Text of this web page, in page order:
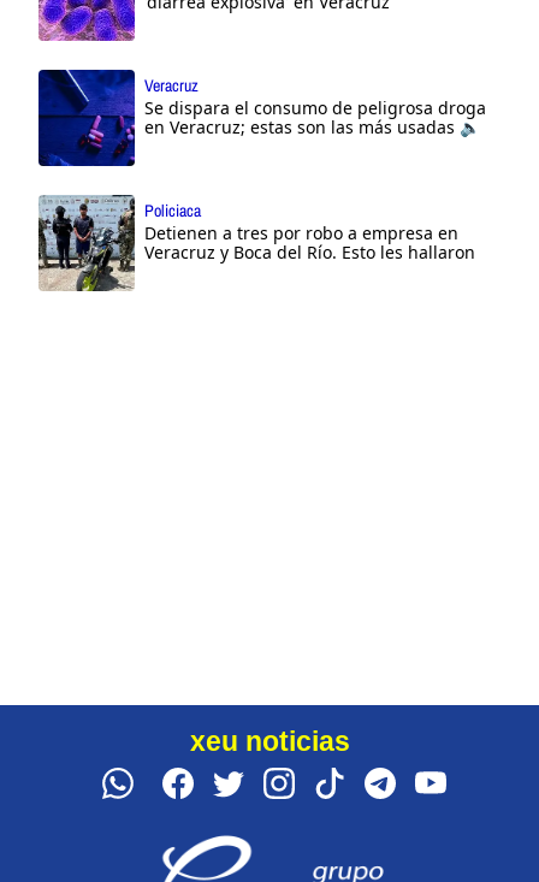
Veracruz
Se dispara el consumo de peligrosa droga
en Veracruz; estas son las más usadas 🔈
Policiaca
Detienen a tres por robo a empresa en
Veracruz y Boca del Río. Esto les hallaron
xeu noticias